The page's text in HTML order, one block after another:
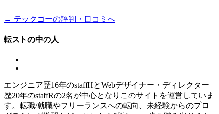
→ テックゴーの評判・口コミへ
転ストの中の人
エンジニア歴16年のstaffHとWebデザイナー・ディレクター
歴20年のstaffRの2名が中心となりこのサイトを運営していま
す。転職/就職やフリーランスへの転向、未経験からのプロ